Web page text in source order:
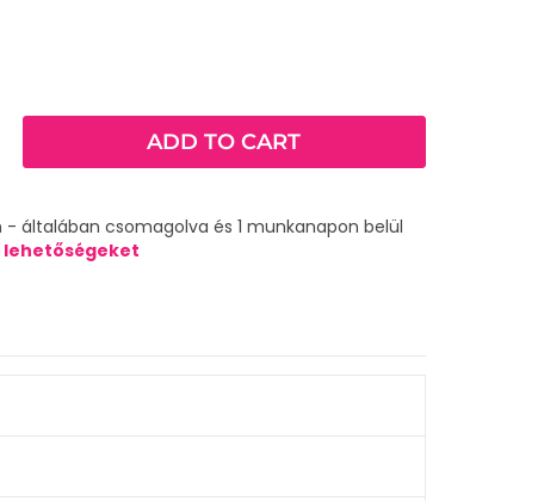
ADD TO CART
- általában csomagolva és 1 munkanapon belül
lehetőségeket